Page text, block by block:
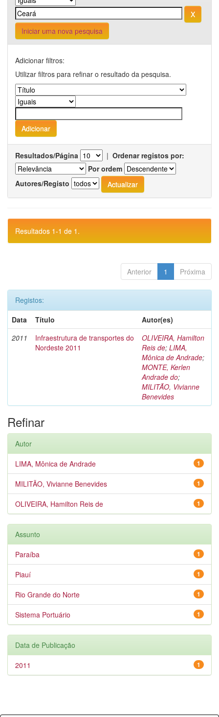
Iniciar uma nova pesquisa
Adicionar filtros:
Utilizar filtros para refinar o resultado da pesquisa.
Resultados/Página | Ordenar registos por:
Por ordem
Autores/Registo
Resultados 1-1 de 1.
Anterior 1 Próxima
Registos:
Data
Título
Autor(es)
2011
Infraestrutura de transportes do
Nordeste 2011
OLIVEIRA, Hamilton
Reis de; LIMA,
Mônica de Andrade;
MONTE, Kerlen
Andrade do;
MILITÃO, Vivianne
Benevides
Refinar
Autor
1
LIMA, Mônica de Andrade
1
MILITÃO, Vivianne Benevides
1
OLIVEIRA, Hamilton Reis de
Assunto
1
Paraíba
1
Piauí
1
Rio Grande do Norte
1
Sistema Portuário
Data de Publicação
1
2011